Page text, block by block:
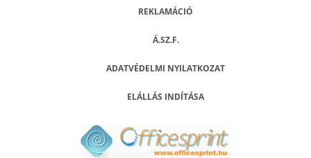
REKLAMÁCIÓ
Á.SZ.F.
ADATVÉDELMI NYILATKOZAT
ELÁLLÁS INDÍTÁSA